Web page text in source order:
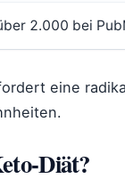
2.000 bei
eine
Diät?